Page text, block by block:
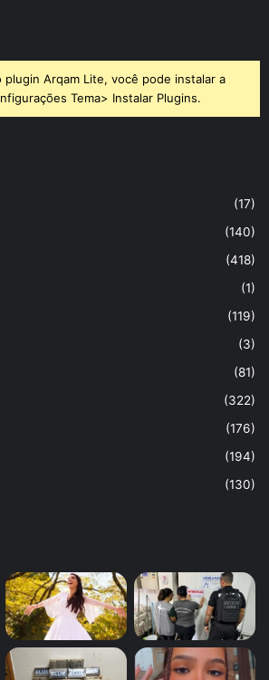
e do colesterol e os sistemas imune e
doceé uma boa forma de
no cardápio do dia a dia de um jeito
Avalie este post post
Arqam Lite, você pode instalar a
Tema> Instalar Plugins.
(17)
(140)
(418)
(1)
(119)
(3)
(81)
(322)
(176)
(194)
(130)